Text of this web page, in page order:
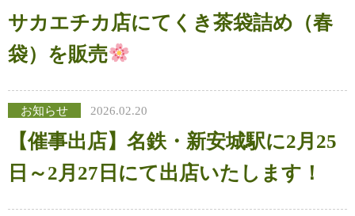
サカエチカ店にてくき茶袋詰め（春
袋）を販売
お知らせ 2026.02.20
【催事出店】名鉄・新安城駅に2月25
日～2月27日にて出店いたします！